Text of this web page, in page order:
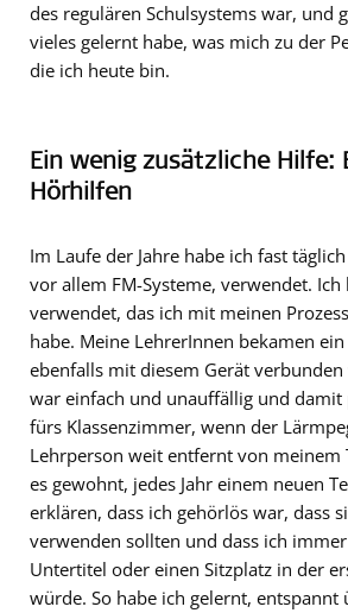
des regulären Schulsystems war, und
vieles gelernt habe, was mich zu der
die ich heute bin.
Ein wenig zusätzliche Hilfe:
Hörhilfen
Im Laufe der Jahre habe ich fast
vor allem FM-Systeme, verwendet. Ich
verwendet, das ich mit meinen
habe. Meine LehrerInnen bekamen
ebenfalls mit diesem Gerät verbunden
war einfach und unauffällig und damit
fürs Klassenzimmer, wenn der
Lehrperson weit entfernt von meinem
es gewohnt, jedes Jahr einem neuen
erklären, dass ich gehörlös war, dass
verwenden sollten und dass ich
Untertitel oder einen Sitzplatz in der
würde. So habe ich gelernt, entspannt